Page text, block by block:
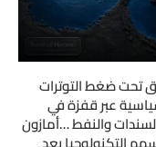
تحت ضغط التوترات
عبر قفزة في
والنفط …أمازون